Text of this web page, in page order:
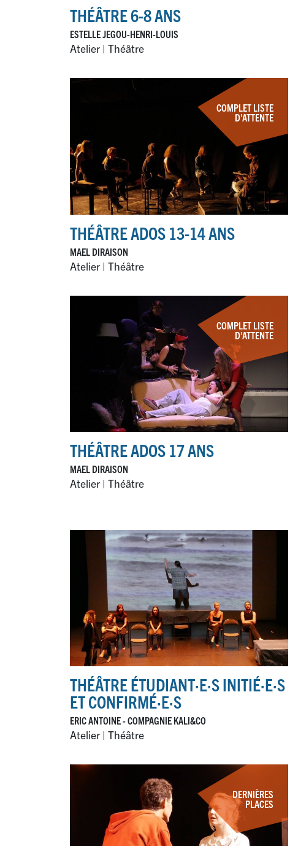
THÉÂTRE 6-8 ANS
ESTELLE JEGOU-HENRI-LOUIS
Atelier | Théâtre
COMPLET LISTE
D’ATTENTE
THÉÂTRE ADOS 13-14 ANS
MAEL DIRAISON
Atelier | Théâtre
COMPLET LISTE
D’ATTENTE
THÉÂTRE ADOS 17 ANS
MAEL DIRAISON
Atelier | Théâtre
THÉÂTRE ÉTUDIANT·E·S INITIÉ·E·S
ET CONFIRMÉ·E·S
ERIC ANTOINE - COMPAGNIE KALI&CO
Atelier | Théâtre
DERNIÈRES
PLACES